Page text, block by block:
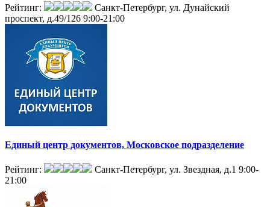
Рейтинг:
Санкт-Петербург, ул. Дунайский
проспект, д.49/126 9:00-21:00
Единый центр документов, Московское подразделение
Рейтинг: Санкт-Петербург, ул. Звездная, д.1 9:00-
21:00